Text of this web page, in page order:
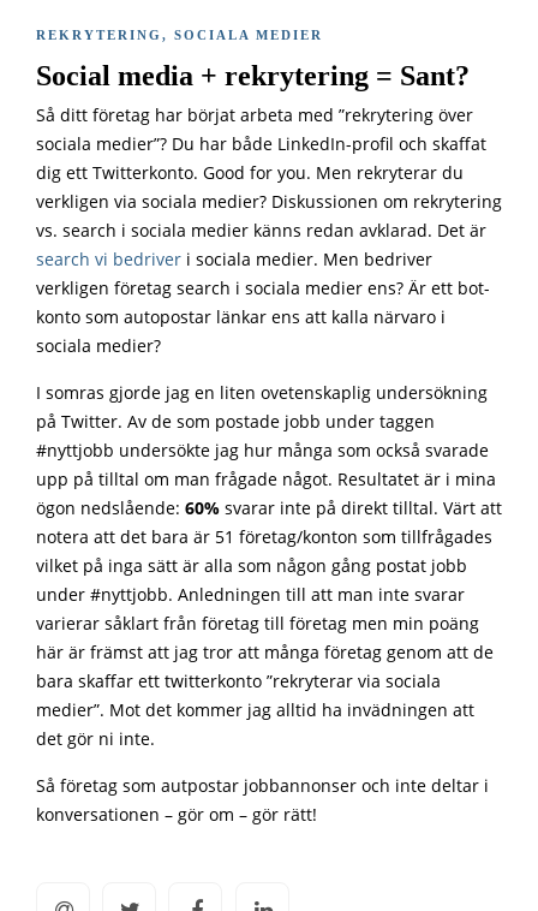
REKRYTERING , SOCIALA MEDIER
Social media + rekrytering = Sant?
Så ditt företag har börjat arbeta med ”rekrytering över
sociala medier”? Du har både LinkedIn-profil och skaffat
dig ett Twitterkonto. Good for you. Men rekryterar du
verkligen via sociala medier? Diskussionen om rekrytering
vs. search i sociala medier känns redan avklarad. Det är
search vi bedriver i sociala medier. Men bedriver
verkligen företag search i sociala medier ens? Är ett bot-
konto som autopostar länkar ens att kalla närvaro i
sociala medier?
I somras gjorde jag en liten ovetenskaplig undersökning
på Twitter. Av de som postade jobb under taggen
#nyttjobb undersökte jag hur många som också svarade
upp på tilltal om man frågade något. Resultatet är i mina
ögon nedslående: 60% svarar inte på direkt tilltal. Värt att
notera att det bara är 51 företag/konton som tillfrågades
vilket på inga sätt är alla som någon gång postat jobb
under #nyttjobb. Anledningen till att man inte svarar
varierar såklart från företag till företag men min poäng
här är främst att jag tror att många företag genom att de
bara skaffar ett twitterkonto ”rekryterar via sociala
medier”. Mot det kommer jag alltid ha invädningen att
det gör ni inte.
Så företag som autpostar jobbannonser och inte deltar i
konversationen – gör om – gör rätt!